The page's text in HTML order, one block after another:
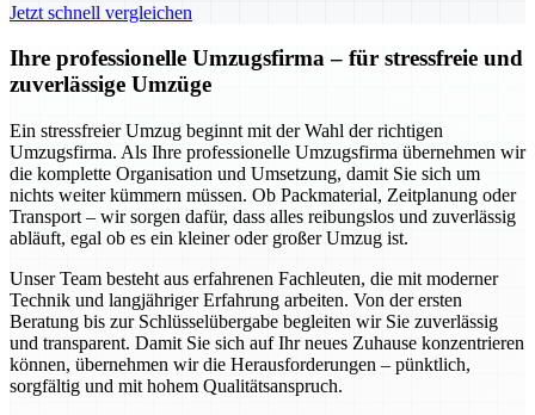
Jetzt schnell vergleichen
Ihre professionelle Umzugsfirma – für stressfreie und
zuverlässige Umzüge
Ein stressfreier Umzug beginnt mit der Wahl der richtigen
Umzugsfirma. Als Ihre professionelle Umzugsfirma übernehmen wir
die komplette Organisation und Umsetzung, damit Sie sich um
nichts weiter kümmern müssen. Ob Packmaterial, Zeitplanung oder
Transport – wir sorgen dafür, dass alles reibungslos und zuverlässig
abläuft, egal ob es ein kleiner oder großer Umzug ist.
Unser Team besteht aus erfahrenen Fachleuten, die mit moderner
Technik und langjähriger Erfahrung arbeiten. Von der ersten
Beratung bis zur Schlüsselübergabe begleiten wir Sie zuverlässig
und transparent. Damit Sie sich auf Ihr neues Zuhause konzentrieren
können, übernehmen wir die Herausforderungen – pünktlich,
sorgfältig und mit hohem Qualitätsanspruch.